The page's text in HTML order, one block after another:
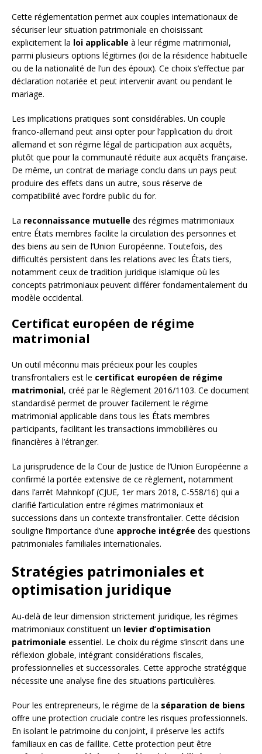
Cette réglementation permet aux couples internationaux de
sécuriser leur situation patrimoniale en choisissant
explicitement la loi applicable à leur régime matrimonial,
parmi plusieurs options légitimes (loi de la résidence habituelle
ou de la nationalité de l’un des époux). Ce choix s’effectue par
déclaration notariée et peut intervenir avant ou pendant le
mariage.
Les implications pratiques sont considérables. Un couple
franco-allemand peut ainsi opter pour l’application du droit
allemand et son régime légal de participation aux acquêts,
plutôt que pour la communauté réduite aux acquêts française.
De même, un contrat de mariage conclu dans un pays peut
produire des effets dans un autre, sous réserve de
compatibilité avec l’ordre public du for.
La reconnaissance mutuelle des régimes matrimoniaux
entre États membres facilite la circulation des personnes et
des biens au sein de l’Union Européenne. Toutefois, des
difficultés persistent dans les relations avec les États tiers,
notamment ceux de tradition juridique islamique où les
concepts patrimoniaux peuvent différer fondamentalement du
modèle occidental.
Certificat européen de régime
matrimonial
Un outil méconnu mais précieux pour les couples
transfrontaliers est le certificat européen de régime
matrimonial, créé par le Règlement 2016/1103. Ce document
standardisé permet de prouver facilement le régime
matrimonial applicable dans tous les États membres
participants, facilitant les transactions immobilières ou
financières à l’étranger.
La jurisprudence de la Cour de Justice de l’Union Européenne a
confirmé la portée extensive de ce règlement, notamment
dans l’arrêt Mahnkopf (CJUE, 1er mars 2018, C-558/16) qui a
clarifié l’articulation entre régimes matrimoniaux et
successions dans un contexte transfrontalier. Cette décision
souligne l’importance d’une approche intégrée des questions
patrimoniales familiales internationales.
Stratégies patrimoniales et
optimisation juridique
Au-delà de leur dimension strictement juridique, les régimes
matrimoniaux constituent un levier d’optimisation
patrimoniale essentiel. Le choix du régime s’inscrit dans une
réflexion globale, intégrant considérations fiscales,
professionnelles et successorales. Cette approche stratégique
nécessite une analyse fine des situations particulières.
Pour les entrepreneurs, le régime de la séparation de biens
offre une protection cruciale contre les risques professionnels.
En isolant le patrimoine du conjoint, il préserve les actifs
familiaux en cas de faillite. Cette protection peut être